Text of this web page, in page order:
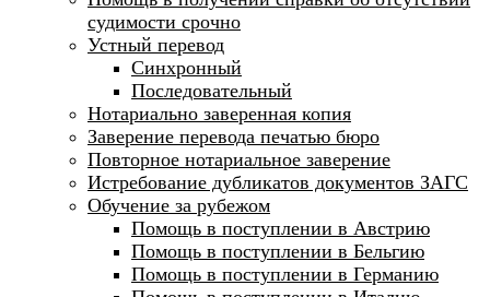
судимости срочно
Устный перевод
Синхронный
Последовательный
Нотариально заверенная копия
Заверение перевода печатью бюро
Повторное нотариальное заверение
Истребование дубликатов документов ЗАГС
Обучение за рубежом
Помощь в поступлении в Австрию
Помощь в поступлении в Бельгию
Помощь в поступлении в Германию